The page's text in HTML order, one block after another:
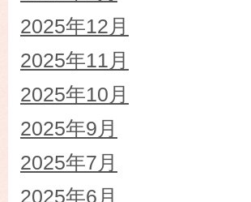
2025年12月
2025年11月
2025年10月
2025年9月
2025年7月
2025年6月